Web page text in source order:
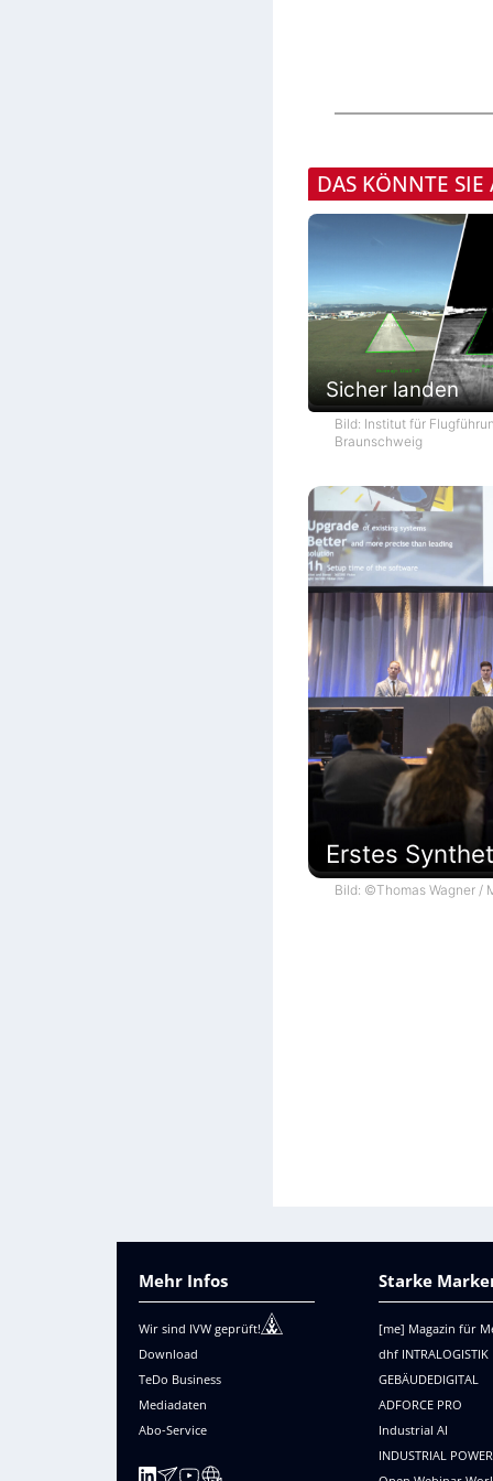
DAS KÖNNTE SIE
Sicher landen
Bild: Institut für
Braunschweig
Erstes
Bild: ©Thomas Wagner /
Mehr Infos
Wir sind IVW geprüft!
Download
TeDo Business
Mediadaten
Abo-Service
Starke
[me] Magazin für
dhf INTRALOGISTIK
GEBÄUDEDIGITAL
ADFORCE PRO
Industrial AI
INDUSTRIAL POWER